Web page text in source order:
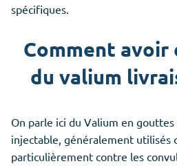
spécifiques.
Comment avoir
du valium
On parle ici du Valium en
injectable, généralement utilisés
particulièrement contre les